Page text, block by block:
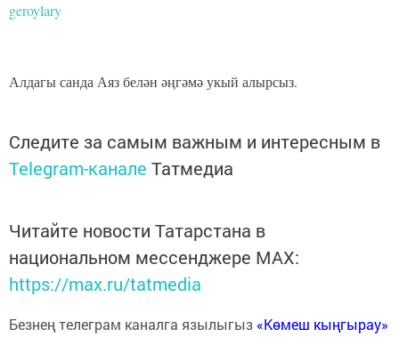
geroylary
Алдагы санда Аяз белән әңгәмә укый алырсыз.
Следите за самым важным и интересным в
Telegram-канале Татмедиа
Читайте новости Татарстана в
национальном мессенджере MАХ:
https://max.ru/tatmedia
Безнең телеграм каналга язылыгыз «Көмеш кыңгырау»